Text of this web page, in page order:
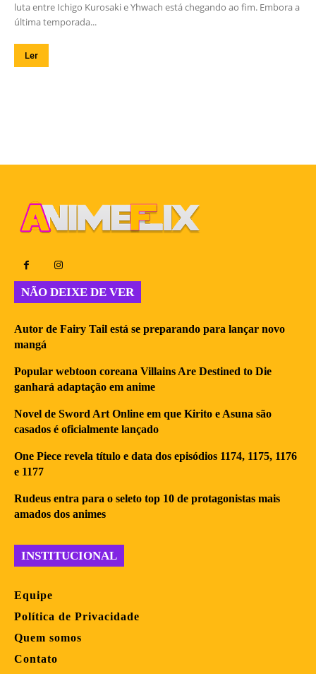
luta entre Ichigo Kurosaki e Yhwach está chegando ao fim. Embora a
última temporada...
Ler
NÃO DEIXE DE VER
Autor de Fairy Tail está se preparando para lançar novo
mangá
Popular webtoon coreana Villains Are Destined to Die
ganhará adaptação em anime
Novel de Sword Art Online em que Kirito e Asuna são
casados é oficialmente lançado
One Piece revela título e data dos episódios 1174, 1175, 1176
e 1177
Rudeus entra para o seleto top 10 de protagonistas mais
amados dos animes
INSTITUCIONAL
Equipe
Política de Privacidade
Quem somos
Contato